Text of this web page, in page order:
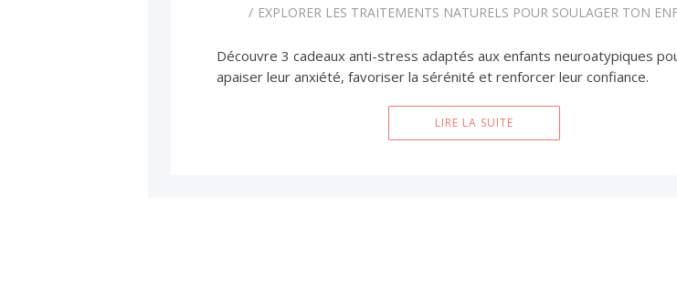
EXPLORER LES TRAITEMENTS NATURELS POUR SOULAGER TON
Découvre 3 cadeaux anti-stress adaptés aux enfants neuroatypiques
apaiser leur anxiété, favoriser la sérénité et renforcer leur confiance.
LIRE LA SUITE